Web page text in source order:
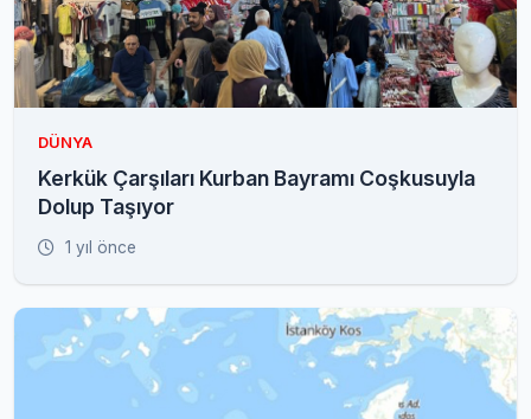
DÜNYA
Kerkük Çarşıları Kurban Bayramı Coşkusuyla
Dolup Taşıyor
1 yıl önce